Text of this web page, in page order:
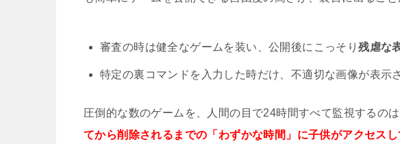
審査の時は健全なゲームを装い、公開後にこっそり残虐な
特定の裏コマンドを入力した時だけ、不適切な画像が表示
圧倒的な数のゲームを、人間の目で24時間すべて監視するの
てから削除されるまでの「わずかな時間」に子供がアクセス